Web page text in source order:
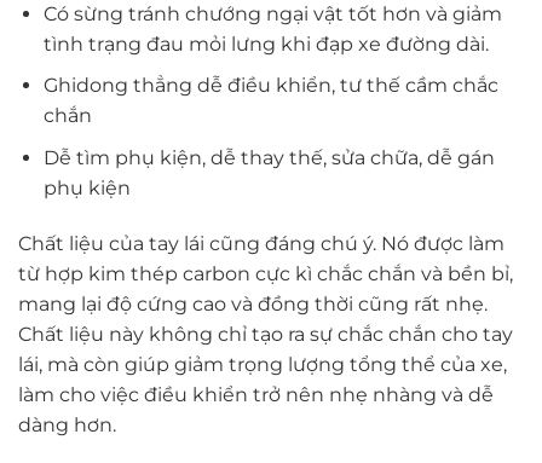
Có sừng tránh chướng ngại vật tốt hơn và giảm
tình trạng đau mỏi lưng khi đạp xe đường dài.
Ghidong thẳng dễ điều khiển, tư thế cầm chắc
chắn
Dễ tìm phụ kiện, dễ thay thế, sửa chữa, dễ gán
phụ kiện
Chất liệu của tay lái cũng đáng chú ý. Nó được làm
từ hợp kim thép carbon cực kì chắc chắn và bền bỉ,
mang lại độ cứng cao và đồng thời cũng rất nhẹ.
Chất liệu này không chỉ tạo ra sự chắc chắn cho tay
lái, mà còn giúp giảm trọng lượng tổng thể của xe,
làm cho việc điều khiển trở nên nhẹ nhàng và dễ
dàng hơn.